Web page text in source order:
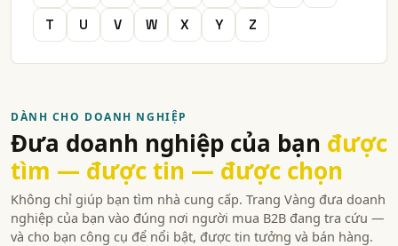
T
U V W X Y Z
DÀNH CHO DOANH NGHIỆP
Đưa doanh nghiệp của bạn được
tìm — được tin — được chọn
Không chỉ giúp bạn tìm nhà cung cấp. Trang Vàng đưa doanh
nghiệp của bạn vào đúng nơi người mua B2B đang tra cứu —
và cho bạn công cụ để nổi bật, được tin tưởng và bán hàng.